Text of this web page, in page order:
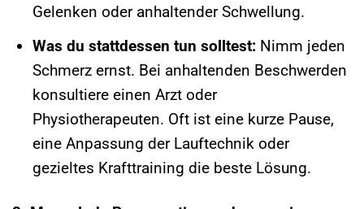
Gelenken oder anhaltender Schwellung.
Was du stattdessen tun solltest:Nimm jeden
Schmerz ernst. Bei anhaltenden Beschwerden
konsultiere einen Arzt oder
Physiotherapeuten. Oft ist eine kurze Pause,
eine Anpassung der Lauftechnik oder
gezieltes Krafttraining die beste Lösung.